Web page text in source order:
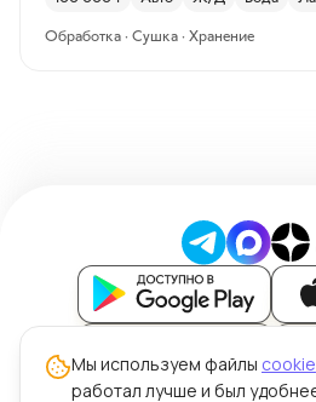
Мы используем файлы cookie
работал лучше и был
Обработка · Сушка · Хранение
Политика обработки